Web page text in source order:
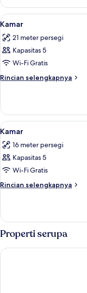
DOUBLE
ROOM
MAISON
Lihat
semua
foto
untuk
Kamar
5
Kamar
21 meter persegi
Kapasitas 5
Wi-Fi Gratis
Rincian selengkapnya
Rincian
Kamar
Lihat
semua
foto
untuk
Kamar
9
Kamar
16 meter persegi
Kapasitas 5
Wi-Fi Gratis
Rincian selengkapnya
Rincian
Kamar
Properti serupa
Grichting Hotel &